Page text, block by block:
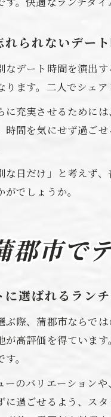
られないデー
なデート時間を演出
ります。二人でシェ
に充実させるために
時間を気にせず過ご
な日だけ」と考えず
でしょうか。
郡市で
選ばれるラン
ぶ際、蒲郡市ならで
が高評価を得ていま
。
ーのバリエーション
に過ごせるよう、ス